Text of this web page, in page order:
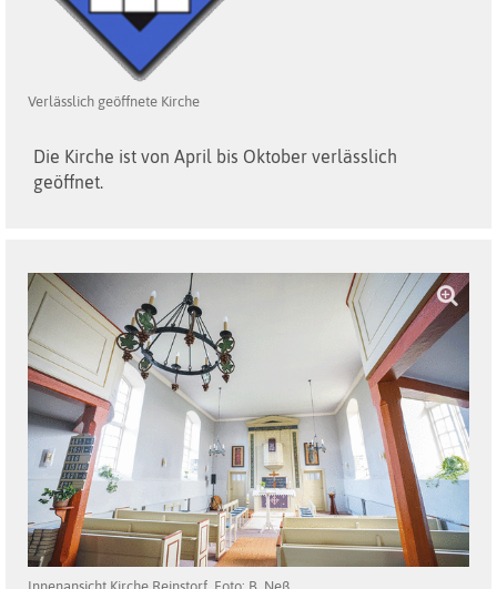
Verlässlich geöffnete Kirche
Die Kirche ist von April bis Oktober verlässlich
geöffnet.